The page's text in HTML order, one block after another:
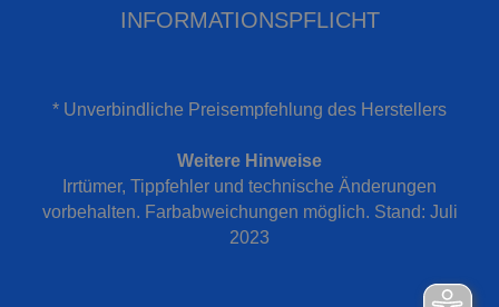
INFORMATIONSPFLICHT
* Unverbindliche Preisempfehlung des Herstellers
Weitere Hinweise
Irrtümer, Tippfehler und technische Änderungen
vorbehalten. Farbabweichungen möglich. Stand: Juli
2023